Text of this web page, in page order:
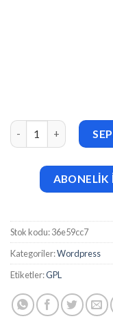
Todate v1.7 The
ABONELİK
Stok kodu:36e59cc7
Kategoriler:Wordpress
Etiketler:GPL